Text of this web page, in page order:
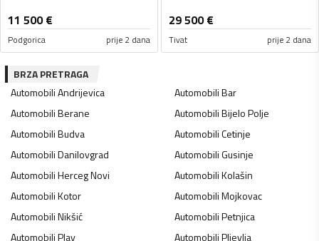
11 500€
Podgorica prije 2 dana
29 500€
Tivat prije 2 dana
BRZA PRETRAGA
AutomobiliAndrijevica AutomobiliBar
AutomobiliBerane AutomobiliBijelo Polje
AutomobiliBudva AutomobiliCetinje
AutomobiliDanilovgrad AutomobiliGusinje
AutomobiliHerceg Novi AutomobiliKolašin
AutomobiliKotor AutomobiliMojkovac
AutomobiliNikšić AutomobiliPetnjica
AutomobiliPlav AutomobiliPljevlja